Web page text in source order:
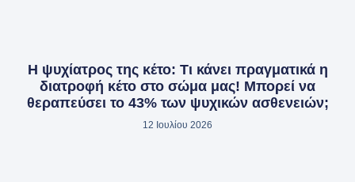
Η ψυχίατρος της κέτο: Τι κάνει πραγματικά η
διατροφή κέτο στο σώμα μας! Μπορεί να
θεραπεύσει το 43% των ψυχικών ασθενειών;
12 Ιουλίου 2026